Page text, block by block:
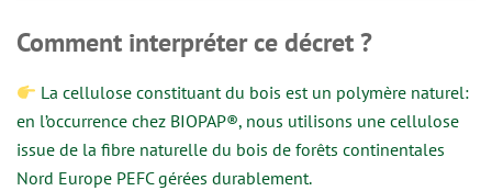
Comment interpréter ce décret ?
La cellulose constituant du bois est un polymère naturel:
en l’occurrence chez BIOPAP®, nous utilisons une cellulose
issue de la fibre naturelle du bois de forêts continentales
Nord Europe PEFC gérées durablement.